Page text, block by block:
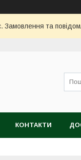
Замовлення та
КОНТАКТИ